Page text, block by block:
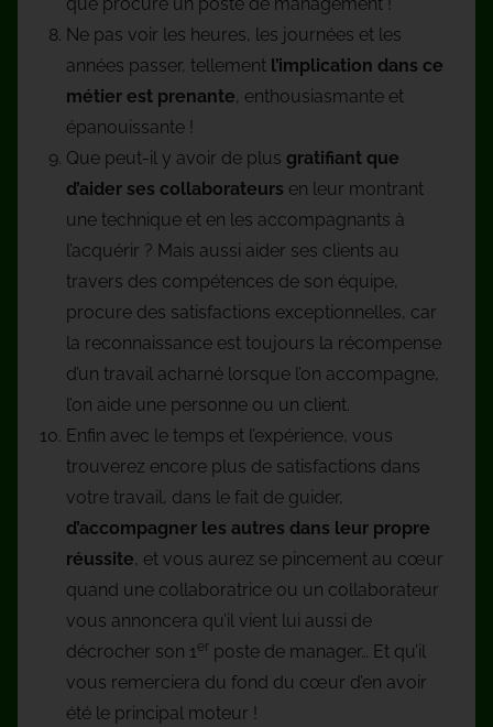
Ne pas voir les heures, les journées et les
années passer, tellement l’implication dans ce
métier est prenante, enthousiasmante et
épanouissante !
Que peut-il y avoir de plus gratifiant que
d’aider ses collaborateurs en leur montrant
une technique et en les accompagnants à
l’acquérir ? Mais aussi aider ses clients au
travers des compétences de son équipe,
procure des satisfactions exceptionnelles, car
la reconnaissance est toujours la récompense
d’un travail acharné lorsque l’on accompagne,
l’on aide une personne ou un client.
Enfin avec le temps et l’expérience, vous
trouverez encore plus de satisfactions dans
votre travail, dans le fait de guider,
d’accompagner les autres dans leur propre
réussite, et vous aurez se pincement au cœur
quand une collaboratrice ou un collaborateur
vous annoncera qu’il vient lui aussi de
décrocher son 1 er poste de manager… Et qu’il
vous remerciera du fond du cœur d’en avoir
été le principal moteur !